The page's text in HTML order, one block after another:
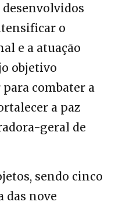
desenvolvidos
o
e a atuação
objetivo
combater a
a paz
geral de
sendo cinco
das nove